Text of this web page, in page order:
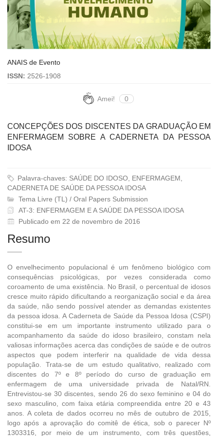
ANAIS de Evento
ISSN: 2526-1908
Amei! 0
CONCEPÇÕES DOS DISCENTES DA GRADUAÇÃO EM
ENFERMAGEM SOBRE A CADERNETA DA PESSOA
IDOSA
Palavra-chaves: SAÚDE DO IDOSO, ENFERMAGEM,
CADERNETA DE SAÚDE DA PESSOA IDOSA
Tema Livre (TL) / Oral Papers Submission
AT-3: ENFERMAGEM E A SAÚDE DA PESSOA IDOSA
Publicado em 22 de novembro de 2016
Resumo
O envelhecimento populacional é um fenômeno biológico com
consequências psicológicas, por vezes considerada como
coroamento de uma existência. No Brasil, o percentual de idosos
cresce muito rápido dificultando a reorganização social e da área
da saúde, não sendo possível atender as demandas existentes
da pessoa idosa. A Caderneta de Saúde da Pessoa Idosa (CSPI)
constitui-se em um importante instrumento utilizado para o
acompanhamento da saúde do idoso brasileiro, constam nela
valiosas informações acerca das condições de saúde e de outros
aspectos que podem interferir na qualidade de vida dessa
população. Trata-se de um estudo qualitativo, realizado com
discentes do 7º e 8º período do curso de graduação em
enfermagem de uma universidade privada de Natal/RN.
Entrevistou-se 30 discentes, sendo 26 do sexo feminino e 04 do
sexo masculino, com faixa etária compreendida entre 20 e 43
anos. A coleta de dados ocorreu no mês de outubro de 2015,
logo após a aprovação do comitê de ética, sob o parecer Nº
1303316, por meio de um instrumento, com três questões,